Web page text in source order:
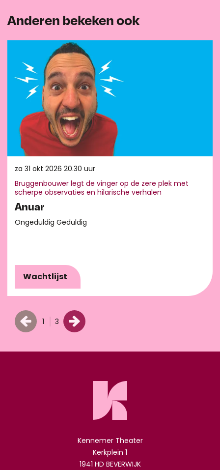
Anderen bekeken ook
Anuar
Ongeduldig Geduldig
Bruggenbouwer legt de vinger op de zere plek met
scherpe observaties en hilarische verhalen
za 31 okt 2026 20.30 uur
Wachtlijst
1 3
Kennemer Theater
Kerkplein 1
1941 HD BEVERWIJK